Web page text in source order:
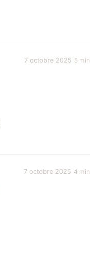
7 octobre 2025 5 min
7 octobre 2025 4 min